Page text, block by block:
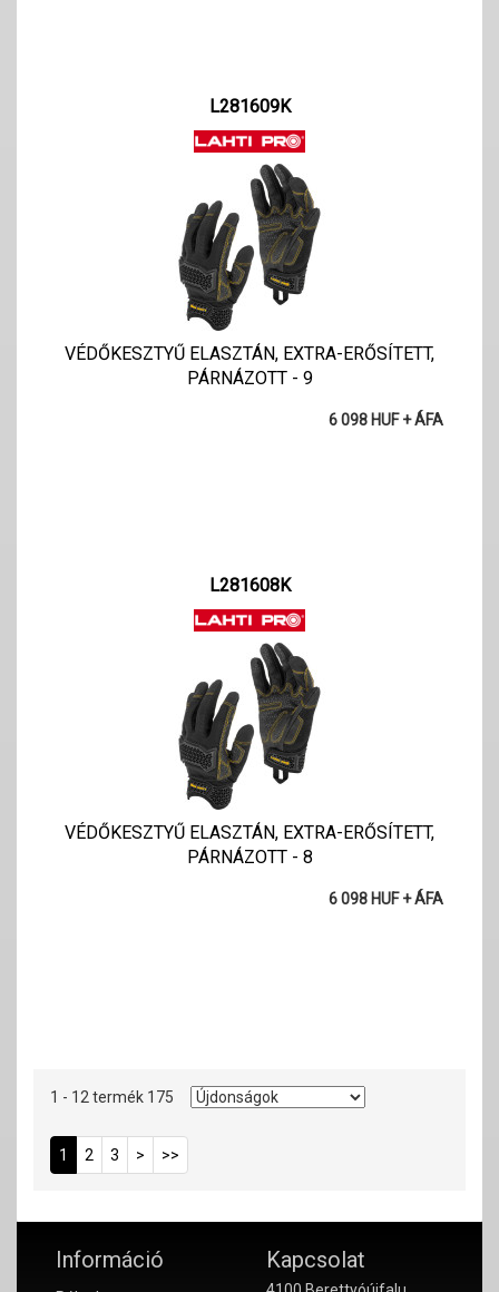
L281609K
VÉDŐKESZTYŰ ELASZTÁN, EXTRA-ERŐSÍTETT,
PÁRNÁZOTT - 9
6 098 HUF + ÁFA
L281608K
VÉDŐKESZTYŰ ELASZTÁN, EXTRA-ERŐSÍTETT,
PÁRNÁZOTT - 8
6 098 HUF + ÁFA
1 - 12 termék 175
1 2 3 > >>
Információ Kapcsolat